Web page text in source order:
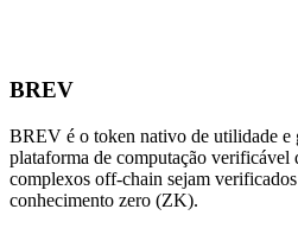
BREV
BREV é o token nativo de utilidade e
plataforma de computação verificável
complexos off-chain sejam
conhecimento zero (ZK).